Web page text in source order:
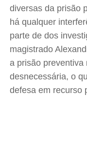
diversas da prisão
há qualquer
parte de dos
magistrado
a prisão preventiva
desnecessária, o
defesa em recurso